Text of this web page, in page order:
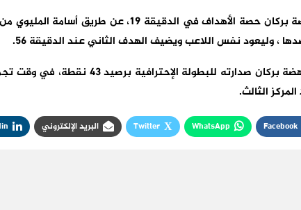
افتتح فريق نهضة بركان حصة الأهداف في الدقيقة
، وليعود نفس اللاعب ويضيف الهدف الثاني عند الدقيقة 56.
وبذلك يواصل نهضة بركان صدارته
Facebook
WhatsApp
Twitter البريد الإلكتروني